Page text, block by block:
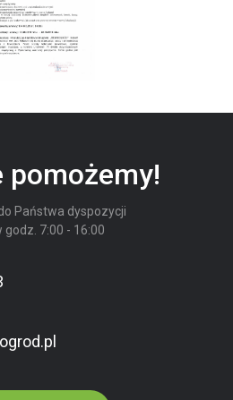
pomożemy!
Państwa dyspozycji
godz. 7:00 - 16:00